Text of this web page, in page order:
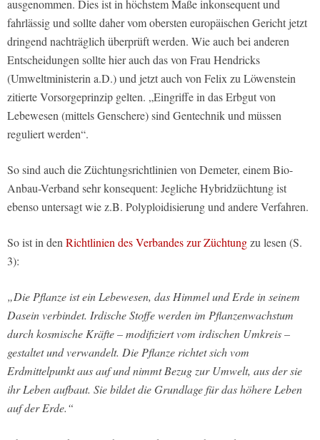
ausgenommen. Dies ist in höchstem Maße inkonsequent und
fahrlässig und sollte daher vom obersten europäischen Gericht jetzt
dringend nachträglich überprüft werden. Wie auch bei anderen
Entscheidungen sollte hier auch das von Frau Hendricks
(Umweltministerin a.D.) und jetzt auch von Felix zu Löwenstein
zitierte Vorsorgeprinzip gelten. „Eingriffe in das Erbgut von
Lebewesen (mittels Genschere) sind Gentechnik und müssen
reguliert werden“.
So sind auch die Züchtungsrichtlinien von Demeter, einem Bio-
Anbau-Verband sehr konsequent: Jegliche Hybridzüchtung ist
ebenso untersagt wie z.B. Polyploidisierung und andere Verfahren.
So ist in den Richtlinien des Verbandes zur Züchtungzu lesen (S.
3):
„Die Pflanze ist ein Lebewesen, das Himmel und Erde in seinem
Dasein verbindet. Irdische Stoffe werden im Pflanzenwachstum
durch kosmische Kräfte – modifiziert vom irdischen Umkreis –
gestaltet und verwandelt. Die Pflanze richtet sich vom
Erdmittelpunkt aus auf und nimmt Bezug zur Umwelt, aus der sie
ihr Leben aufbaut. Sie bildet die Grundlage für das höhere Leben
auf der Erde.“